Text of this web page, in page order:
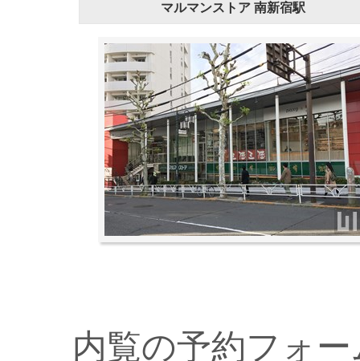
マルマンストア 南新宿駅
内覧の予約フォー